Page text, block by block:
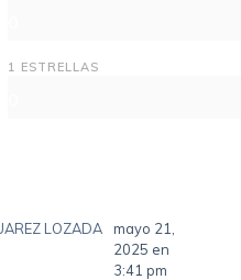
1 ESTRELLAS
LOZADA
mayo 21,
2025 en
3:41 pm